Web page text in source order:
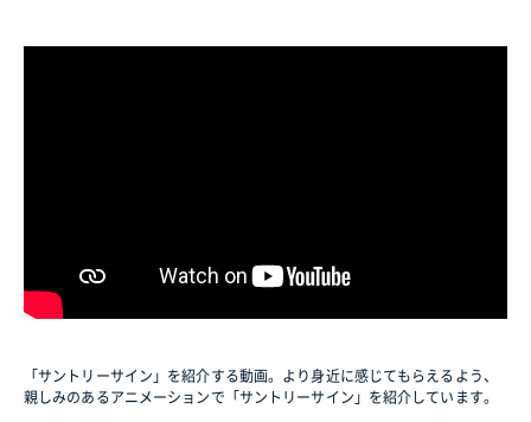
「サントリーサイン」を紹介する動画。より身近に感じてもらえるよう、
親しみのあるアニメーションで「サントリーサイン」を紹介しています。